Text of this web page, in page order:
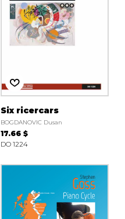
Six ricercars
BOGDANOVIC Dusan
17.66 $
DO 1224